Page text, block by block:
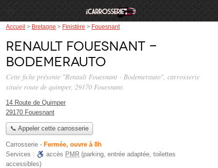
Accueil > Bretagne > Finistère > Fouesnant
Renault Fouesnant -
Bodemerauto
Cette fiche présente "Renault Fouesnant - Bodemerauto", carrosserie
située route de quimper, 29170 Fouesnant.
14 Route de Quimper
29170 Fouesnant
📞 Appeler cette carrosserie
Carrosserie - Fermée, ouvre à 8h
Services :
accès PMR (parking, entrée adaptée, toilettes
accessibles)